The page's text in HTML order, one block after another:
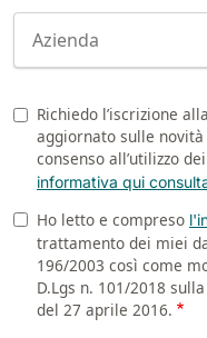
Newsletter
Richiedo l’iscrizione
aggiornato sulle novità
consenso all’utilizzo
informativa qui
Privacy
Ho letto e compreso
trattamento dei miei
196/2003 così come
D.Lgs n. 101/2018
del 27 aprile 2016.